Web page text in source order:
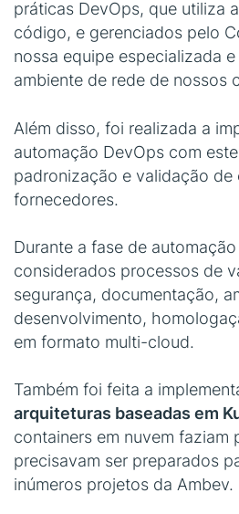
práticas DevOps, que utiliza
código, e gerenciados pelo
nossa equipe especializada
ambiente de rede de nossos
Além disso, foi realizada a
automação DevOps com
padronização e validação
fornecedores.
Durante a fase de
considerados processos de
segurança, documentação,
desenvolvimento,
em formato multi-cloud.
Também foi feita a
arquiteturas baseadas em
containers em nuvem faziam
precisavam ser preparados
inúmeros projetos da Ambev.